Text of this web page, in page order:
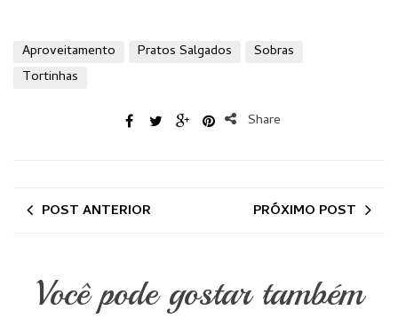
Aproveitamento Pratos Salgados
Sobras
Tortinhas
Share
POST ANTERIOR PRÓXIMO POST
Você pode gostar também